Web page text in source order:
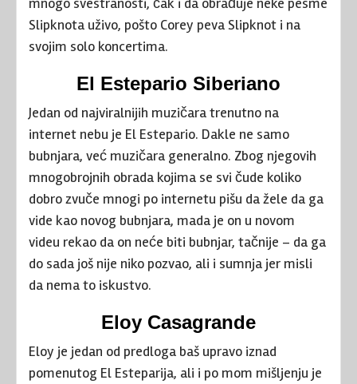
Slipknota uživo, pošto Corey peva Slipknot i na
svojim solo koncertima.
El Estepario Siberiano
Jedan od najviralnijih muzičara trenutno na
internet nebu je El Estepario. Dakle ne samo
bubnjara, već muzičara generalno. Zbog njegovih
mnogobrojnih obrada kojima se svi čude koliko
dobro zvuče mnogi po internetu pišu da žele da ga
vide kao novog bubnjara, mada je on u novom
videu rekao da on neće biti bubnjar, tačnije – da ga
do sada još nije niko pozvao, ali i sumnja jer misli
da nema to iskustvo.
Eloy Casagrande
Eloy je jedan od predloga baš upravo iznad
pomenutog El Esteparija, ali i po mom mišljenju je